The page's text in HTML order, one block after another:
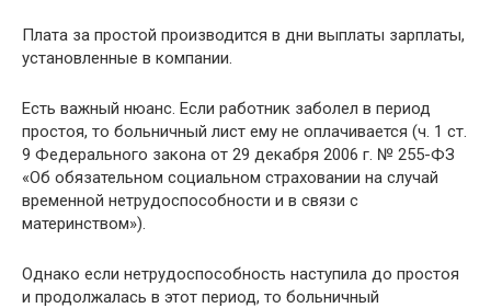
Плата за простой производится в дни выплаты зарплаты,
установленные в компании.
Есть важный нюанс. Если работник заболел в период
простоя, то больничный лист ему не оплачивается (ч. 1 ст.
9 Федерального закона от 29 декабря 2006 г. № 255-ФЗ
«Об обязательном социальном страховании на случай
временной нетрудоспособности и в связи с
материнством»).
Однако если нетрудоспособность наступила до простоя
и продолжалась в этот период, то больничный